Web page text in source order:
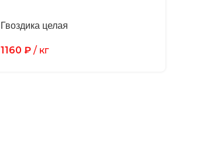
Гвоздика целая
1160 ₽/ кг